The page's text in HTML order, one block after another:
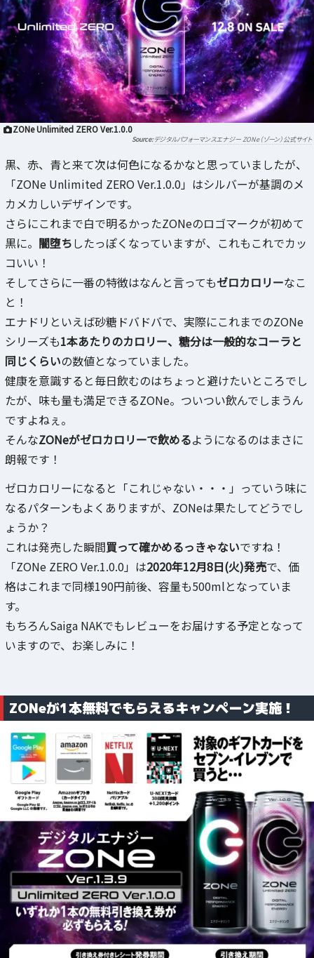
ZONe Unlimited ZERO Ver.1.0.0
デジタルパフォーマンスエナジー ZONe（ゾーン）公式サイト
黒、赤、青と来て次は何色になるかなと思っていましたが、
「ZONe Unlimited ZERO Ver.1.0.0」はシルバーが基調のメ
カメカしいデザインです。
さらにこれまで白で明るかったZONeのロゴマークが初めて
黒に。 闇堕ちしたっぽくなっていますが、これもこれでカッ
コいい！
そしてさらに一番の特徴はなんと言ってもゼロカロリーなこ
と！
エナドリといえば砂糖ドバドバで、実際にこれまでのZONe
シリーズも1本あたりのカロリー、糖分は一般的なコーラと
同じくらいの数値となっていました。
健康を意識すると毎日飲むのはちょっと避けたいところでし
たが、味も量も満足できるZONe。ついつい飲んでしまうん
ですよねぇ。
そんなZONeがゼロカロリーで飲めるようになるのはまさに
朗報です！
ゼロカロリーになると「これじゃない・・・」っていう味に
なるパターンもよくありますが、ZONeは果たしてどうでし
ょうか？
これは発売した瞬間買って確かめるっきゃないですね！
「ZONe ZERO Ver.1.0.0」は2020年12月8日(火)発売で、価
格はこれまで同様190円前後、容量も500mlとなっていま
す。
もちろんSaiga NAKでもレビューをお届けする予定となって
いますので、お楽しみに！
ZONeが1本無料でもらえるキャンペーン実施！